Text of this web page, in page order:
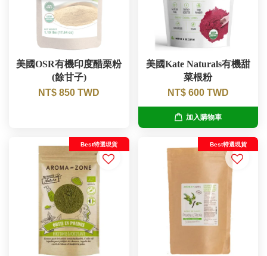
美國OSR有機印度醋栗粉
(餘甘子)
NT$ 850 TWD
美國Kate Naturals有機甜
菜根粉
NT$ 600 TWD
加入購物車
Best特選現貨 Best特選現貨